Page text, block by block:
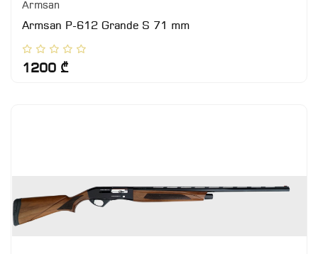
Armsan
Armsan P-612 Grande S 71 mm
1200 ₾